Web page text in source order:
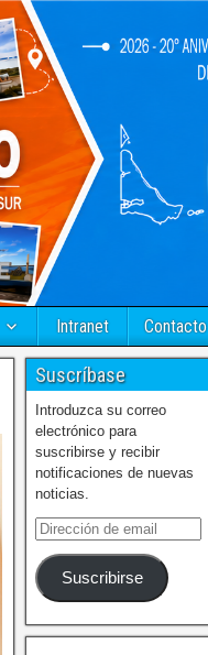
Intranet Contacto
Suscríbase
Introduzca su correo
electrónico para
suscribirse y recibir
notificaciones de nuevas
noticias.
Suscribirse